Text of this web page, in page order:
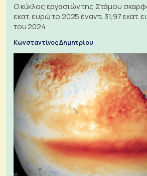
Ο κύκλος εργασιών της Στάμου
εκατ. ευρώ το 2025 έναντι 31,97 εκατ.
του 2024
Κωνσταντίνος Δημητρίου